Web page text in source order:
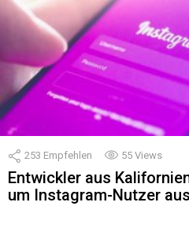
253 Empfehlen 55 Views
Entwickler aus
um Instagram-Nutzer